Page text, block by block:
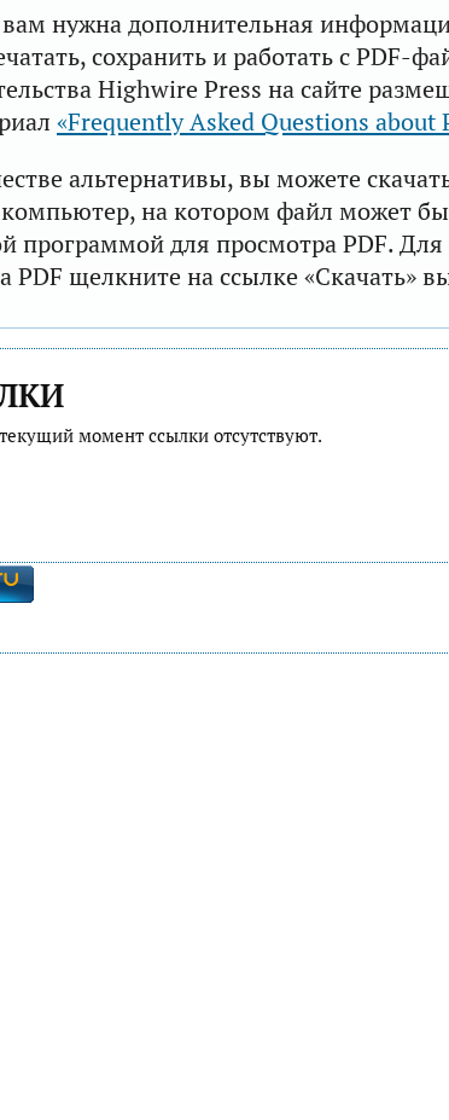
нужна дополнительная
сохранить и работать с PDF-
Highwire Press на сайте
«Frequently Asked Questions about
альтернативы, вы можете
на котором файл может
программой для просмотра PDF. Для
PDF щелкните на ссылке «Скачать»
момент ссылки отсутствуют.